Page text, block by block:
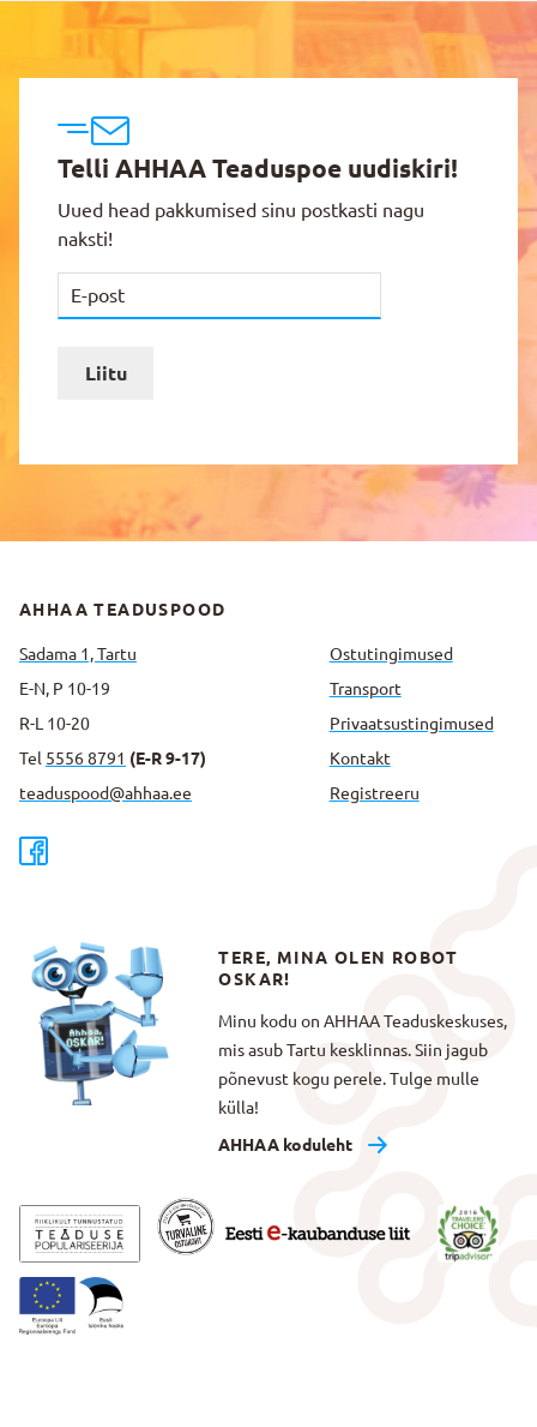
Telli AHHAA Teaduspoe uudiskiri!
Uued head pakkumised sinu postkasti nagu
naksti!
Liitu
AHHAA TEADUSPOOD
Sadama 1, Tartu
E-N, P 10-19
R-L 10-20
Tel 5556 8791 (E-R 9-17)
teaduspood@ahhaa.ee
Ostutingimused
Transport
Privaatsus­tingimused
Kontakt
Registreeru
TERE, MINA OLEN ROBOT
OSKAR!
Minu kodu on AHHAA Teaduskeskuses,
mis asub Tartu kesklinnas. Siin jagub
põnevust kogu perele. Tulge mulle
külla!
AHHAA koduleht